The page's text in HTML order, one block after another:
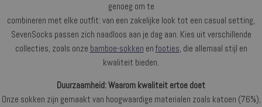
genoeg om te
combineren met elke outfit: van een zakelijke look tot een casual setting,
SevenSocks passen zich naadloos aan je dag aan. Kies uit verschillende
collecties, zoals onze bamboe-sokken enfooties, die allemaal stijl en
kwaliteit bieden.
Duurzaamheid: Waarom kwaliteit ertoe doet
Onze sokken zijn gemaakt van hoogwaardige materialen zoals katoen (76%),